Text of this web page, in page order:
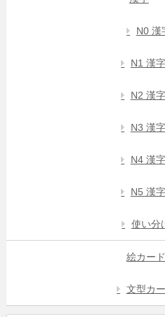
N0 漢
N1 漢字
N2 漢字
N3 漢字
N4 漢字
N5 漢字
使い分
絵カード
文型カ